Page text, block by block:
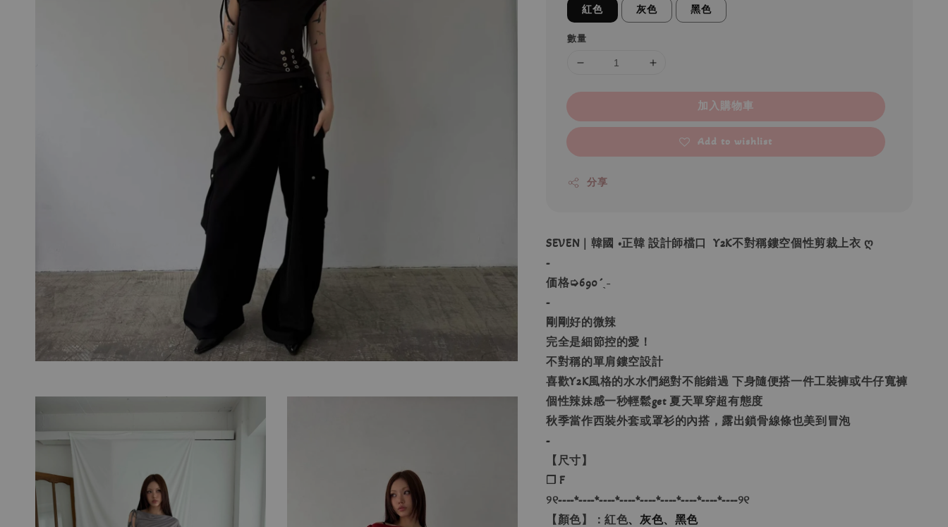
紅色 灰色 黑色
數量
加入購物車
Add to wishlist
分享
SEVEN｜韓國 •正韓 設計師檔口 Y2K不對稱鏤空個性剪裁上衣 ღ
-
価格➭690´ˎ˗
-
剛剛好的微辣
完全是細節控的愛！
不對稱的單肩鏤空設計
喜歡Y2K風格的水水們絕對不能錯過 下身隨便搭一件工裝褲或牛仔寬褲
個性辣妹感一秒輕鬆get 夏天單穿超有態度
秋季當作西裝外套或罩衫的內搭，露出鎖骨線條也美到冒泡
-
【尺寸】
❐ F
୨୧----*----*----*----*----*----*----*----*----୨୧
【顏色】：紅色、灰色、黑色